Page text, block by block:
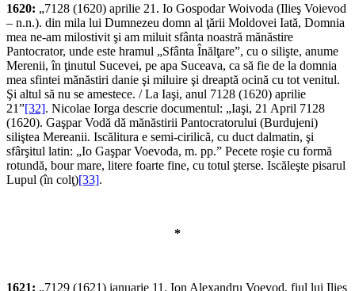
1620: „7128 (1620) aprilie 21. Io Gospodar Woivoda (Ilieş Voievod
– n.n.). din mila lui Dumnezeu domn al ţării Moldovei Iată, Domnia
mea ne-am milostivit şi am miluit sfânta noastră mănăstire
Pantocrator, unde este hramul „Sfânta Înălţare”, cu o silişte, anume
Merenii, în ţinutul Sucevei, pe apa Suceava, ca să fie de la domnia
mea sfintei mănăstiri danie şi miluire şi dreaptă ocină cu tot venitul.
Şi altul să nu se amestece. / La Iaşi, anul 7128 (1620) aprilie
21”[32]. Nicolae Iorga descrie documentul: „Iaşi, 21 April 7128
(1620). Gaşpar Vodă dă mănăstirii Pantocratorului (Burdujeni)
siliştea Mereanii. Iscălitura e semi-cirilică, cu duct dalmatin, şi
sfârşitul latin: „Io Gaşpar Voevoda, m. pp.” Pecete roşie cu formă
rotundă, bour mare, li­tere foarte fine, cu totul şterse. Iscăleşte pisarul
Lupul (în colţ)[33].
*
1621: „7129 (1621) ianuarie 11. Ion Alexandru Voevod, fiul lui Ilieş